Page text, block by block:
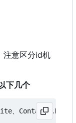
注意区分id机
下几个
、